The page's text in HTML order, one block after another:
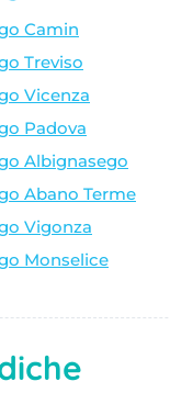
Camin
Treviso
Vicenza
Padova
Albignasego
Abano Terme
Vigonza
Monselice